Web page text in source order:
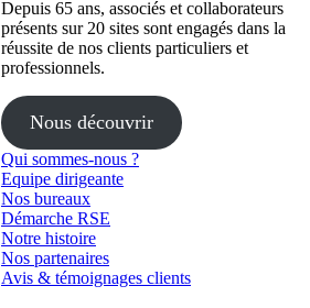
Depuis 65 ans, associés et collaborateurs
présents sur 20 sites sont engagés dans la
réussite de nos clients particuliers et
professionnels.
Nous découvrir
Qui sommes-nous ?
Equipe dirigeante
Nos bureaux
Démarche RSE
Notre histoire
Nos partenaires
Avis & témoignages clients